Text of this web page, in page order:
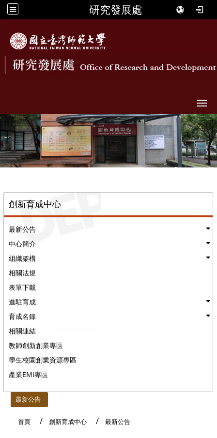
研究發展處
創新育成中心
最新公告
中心簡介
組織架構
相關法規
表單下載
進駐育成
育成名錄
相關連結
教師創新創業專區
學生校園創業資源專區
產業EMI專區
最新公告
首頁 創新育成中心 最新公告